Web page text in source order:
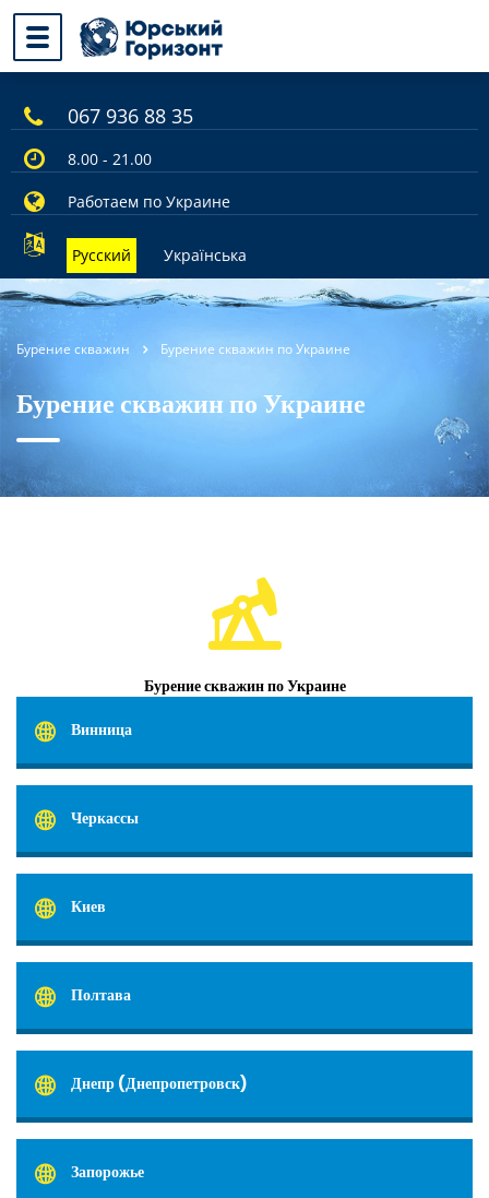
067 936 88 35
8.00 - 21.00
Работаем по Украине
Русский Українська
Бурение скважин Бурение скважин по Украине
Бурение скважин по Украине
Бурение скважин по Украине
Винница
Черкассы
Киев
Полтава
Днепр (Днепропетровск)
Запорожье